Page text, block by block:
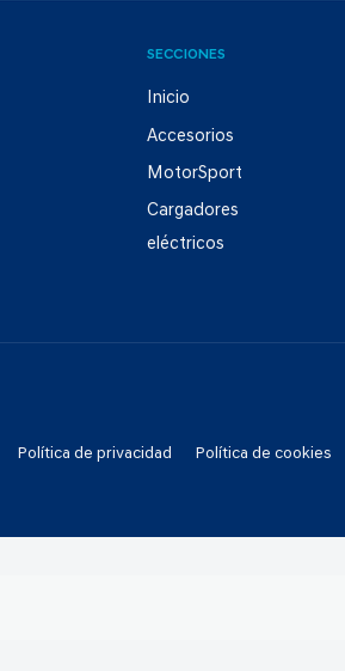
SECCIONES
Inicio
Accesorios
MotorSport
Cargadores
eléctricos
Política de privacidad Política de cookies